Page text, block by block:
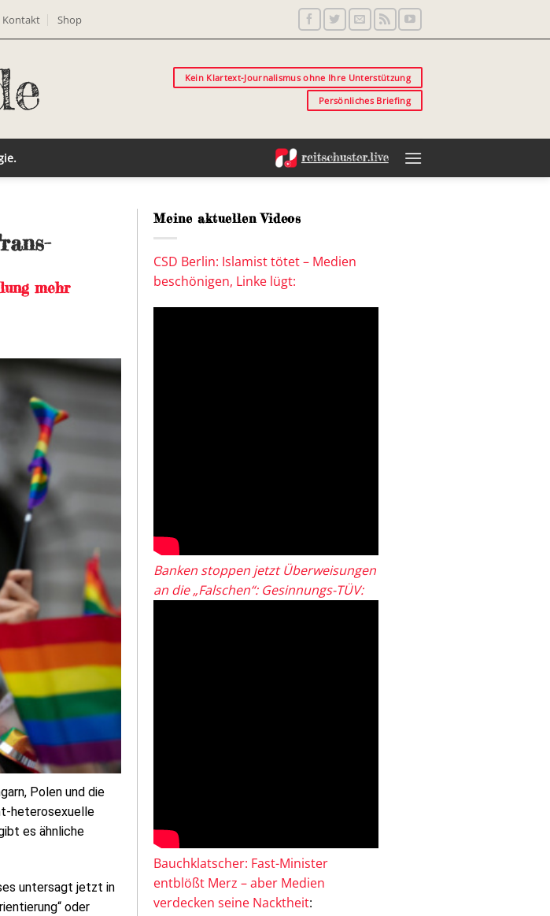
Kontakt Shop
Kein Klartext-Journalismus ohne Ihre Unterstützung
Persönliches Briefing
mehr
Polen und die
heterosexuelle
es ähnliche
untersagt jetzt in
oder
Meine aktuellen Videos
CSD Berlin: Islamist tötet – Medien
beschönigen, Linke lügt:
Banken stoppen jetzt Überweisungen
an die „Falschen“: Gesinnungs-TÜV:
Bauchklatscher: Fast-Minister
entblößt Merz – aber Medien
verdecken seine Nacktheit: